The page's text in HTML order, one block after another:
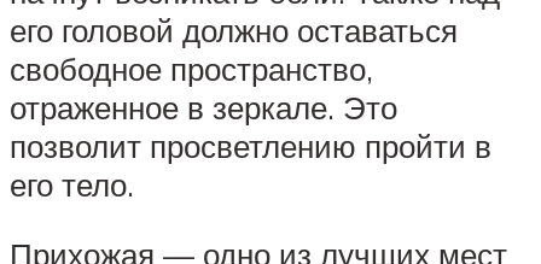
его головой должно оставаться
свободное пространство,
отраженное в зеркале. Это
позволит просветлению пройти в
его тело.
Прихожая — одно из лучших мест